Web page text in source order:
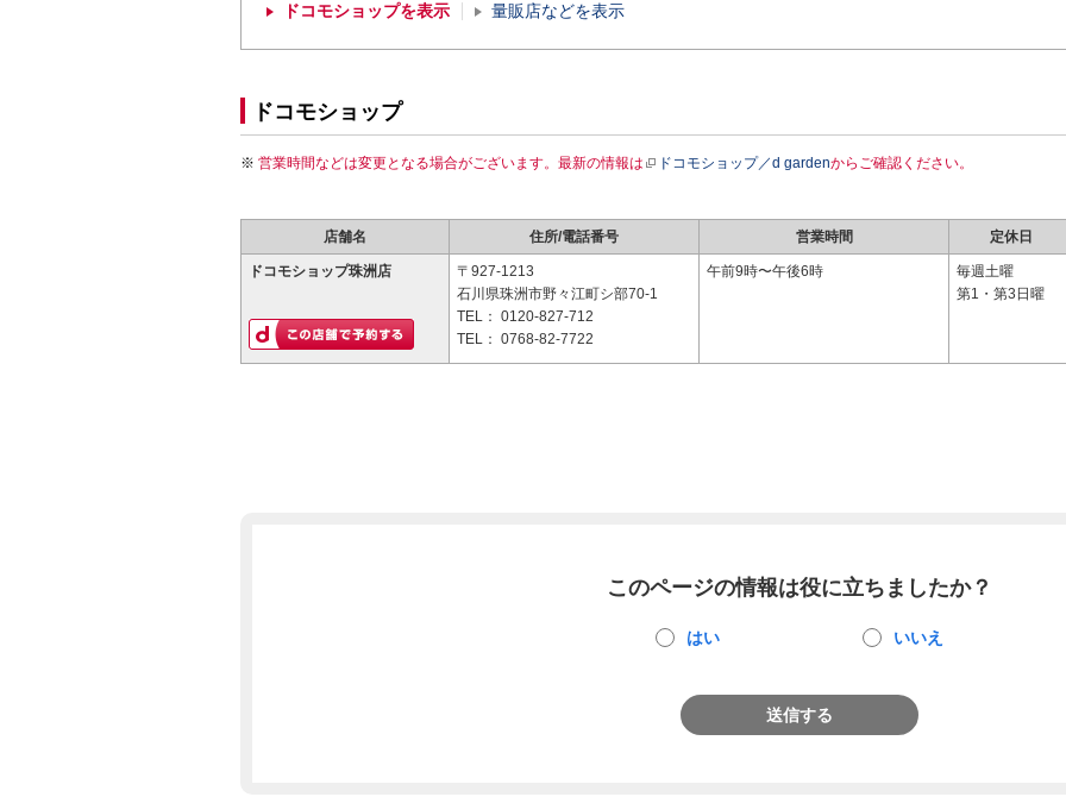
ドコモショップを表示 量販店などを表示
ドコモショップ
営業時間などは変更となる場合がございます。最新の情報は ドコモショップ／d gardenからご確認ください。
店舗名 住所/電話番号 営業時間 定休日
ドコモショップ珠洲店
〒927-1213
石川県珠洲市野々江町シ部70-1
TEL： 0120-827-712
TEL： 0768-82-7722
午前9時〜午後6時
毎週土曜
第1・第3日曜
このページの情報は役に立ちましたか？
はい いいえ
送信する